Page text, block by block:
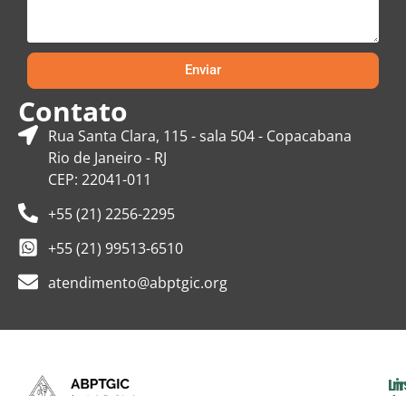
Enviar
Contato
Rua Santa Clara, 115 - sala 504 - Copacabana
Rio de Janeiro - RJ
CEP: 22041-011
+55 (21) 2256-2295
+55 (21) 99513-6510
atendimento@abptgic.org